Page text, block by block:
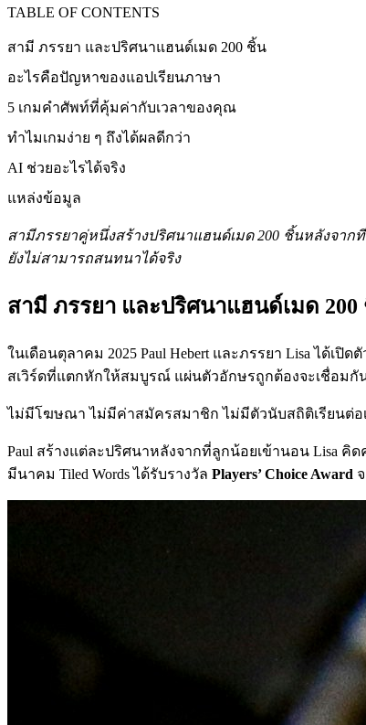
TABLE OF CONTENTS
สามี ภรรยา และปริศนาแฮนด์เมด 200 ชิ้น
อะไรคือปัญหาของแอปเรียนภาษา
5 เกมคำศัพท์ที่คุ้มค่ากับเวลาของคุณ
ทำไมเกมง่าย ๆ ถึงได้ผลดีกว่า
AI ช่วยอะไรได้จริง
แหล่งข้อมูล
สามีภรรยาคู่หนึ่งสร้างปริศนาแฮนด์เมด 200 ชิ้นหลังจาก
ยังไม่สามารถสนทนาได้จริง
สามี ภรรยา และปริศนาแฮนด์เมด 200
ในเดือนตุลาคม 2025 Paul Hebert และภรรยา Lisa ได้เปิดตั
สเวิร์ดที่แตกหักให้สมบูรณ์ แผ่นตัวอักษรถูกต้องจะเชื่อมกั
ไม่มีโฆษณา ไม่มีค่าสมัครสมาชิก ไม่มีตัวนับสถิติเรียนต่อ
Paul สร้างแต่ละปริศนาหลังจากที่ลูกน้อยเข้านอน Lisa คิ
มีนาคม Tiled Words ได้รับรางวัล Players’ Choice Award